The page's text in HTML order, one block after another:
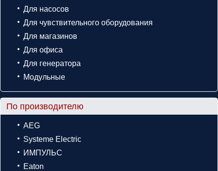
Для насосов
Для чувствительного оборудования
Для магазинов
Для офиса
Для генератора
Модульные
По производителю
AEG
Systeme Electric
ИМПУЛЬС
Eaton